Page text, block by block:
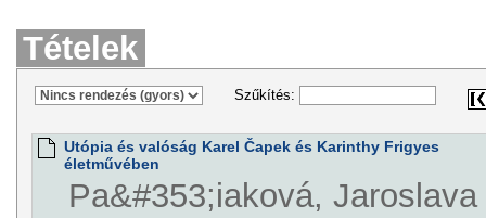
Tételek
Szűkítés:
Utópia és valóság Karel Čapek és Karinthy Frigyes
életművében
Pa&#353;iaková, Jaroslava